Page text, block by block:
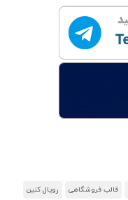
قالب فروشگاهی رویال کنین